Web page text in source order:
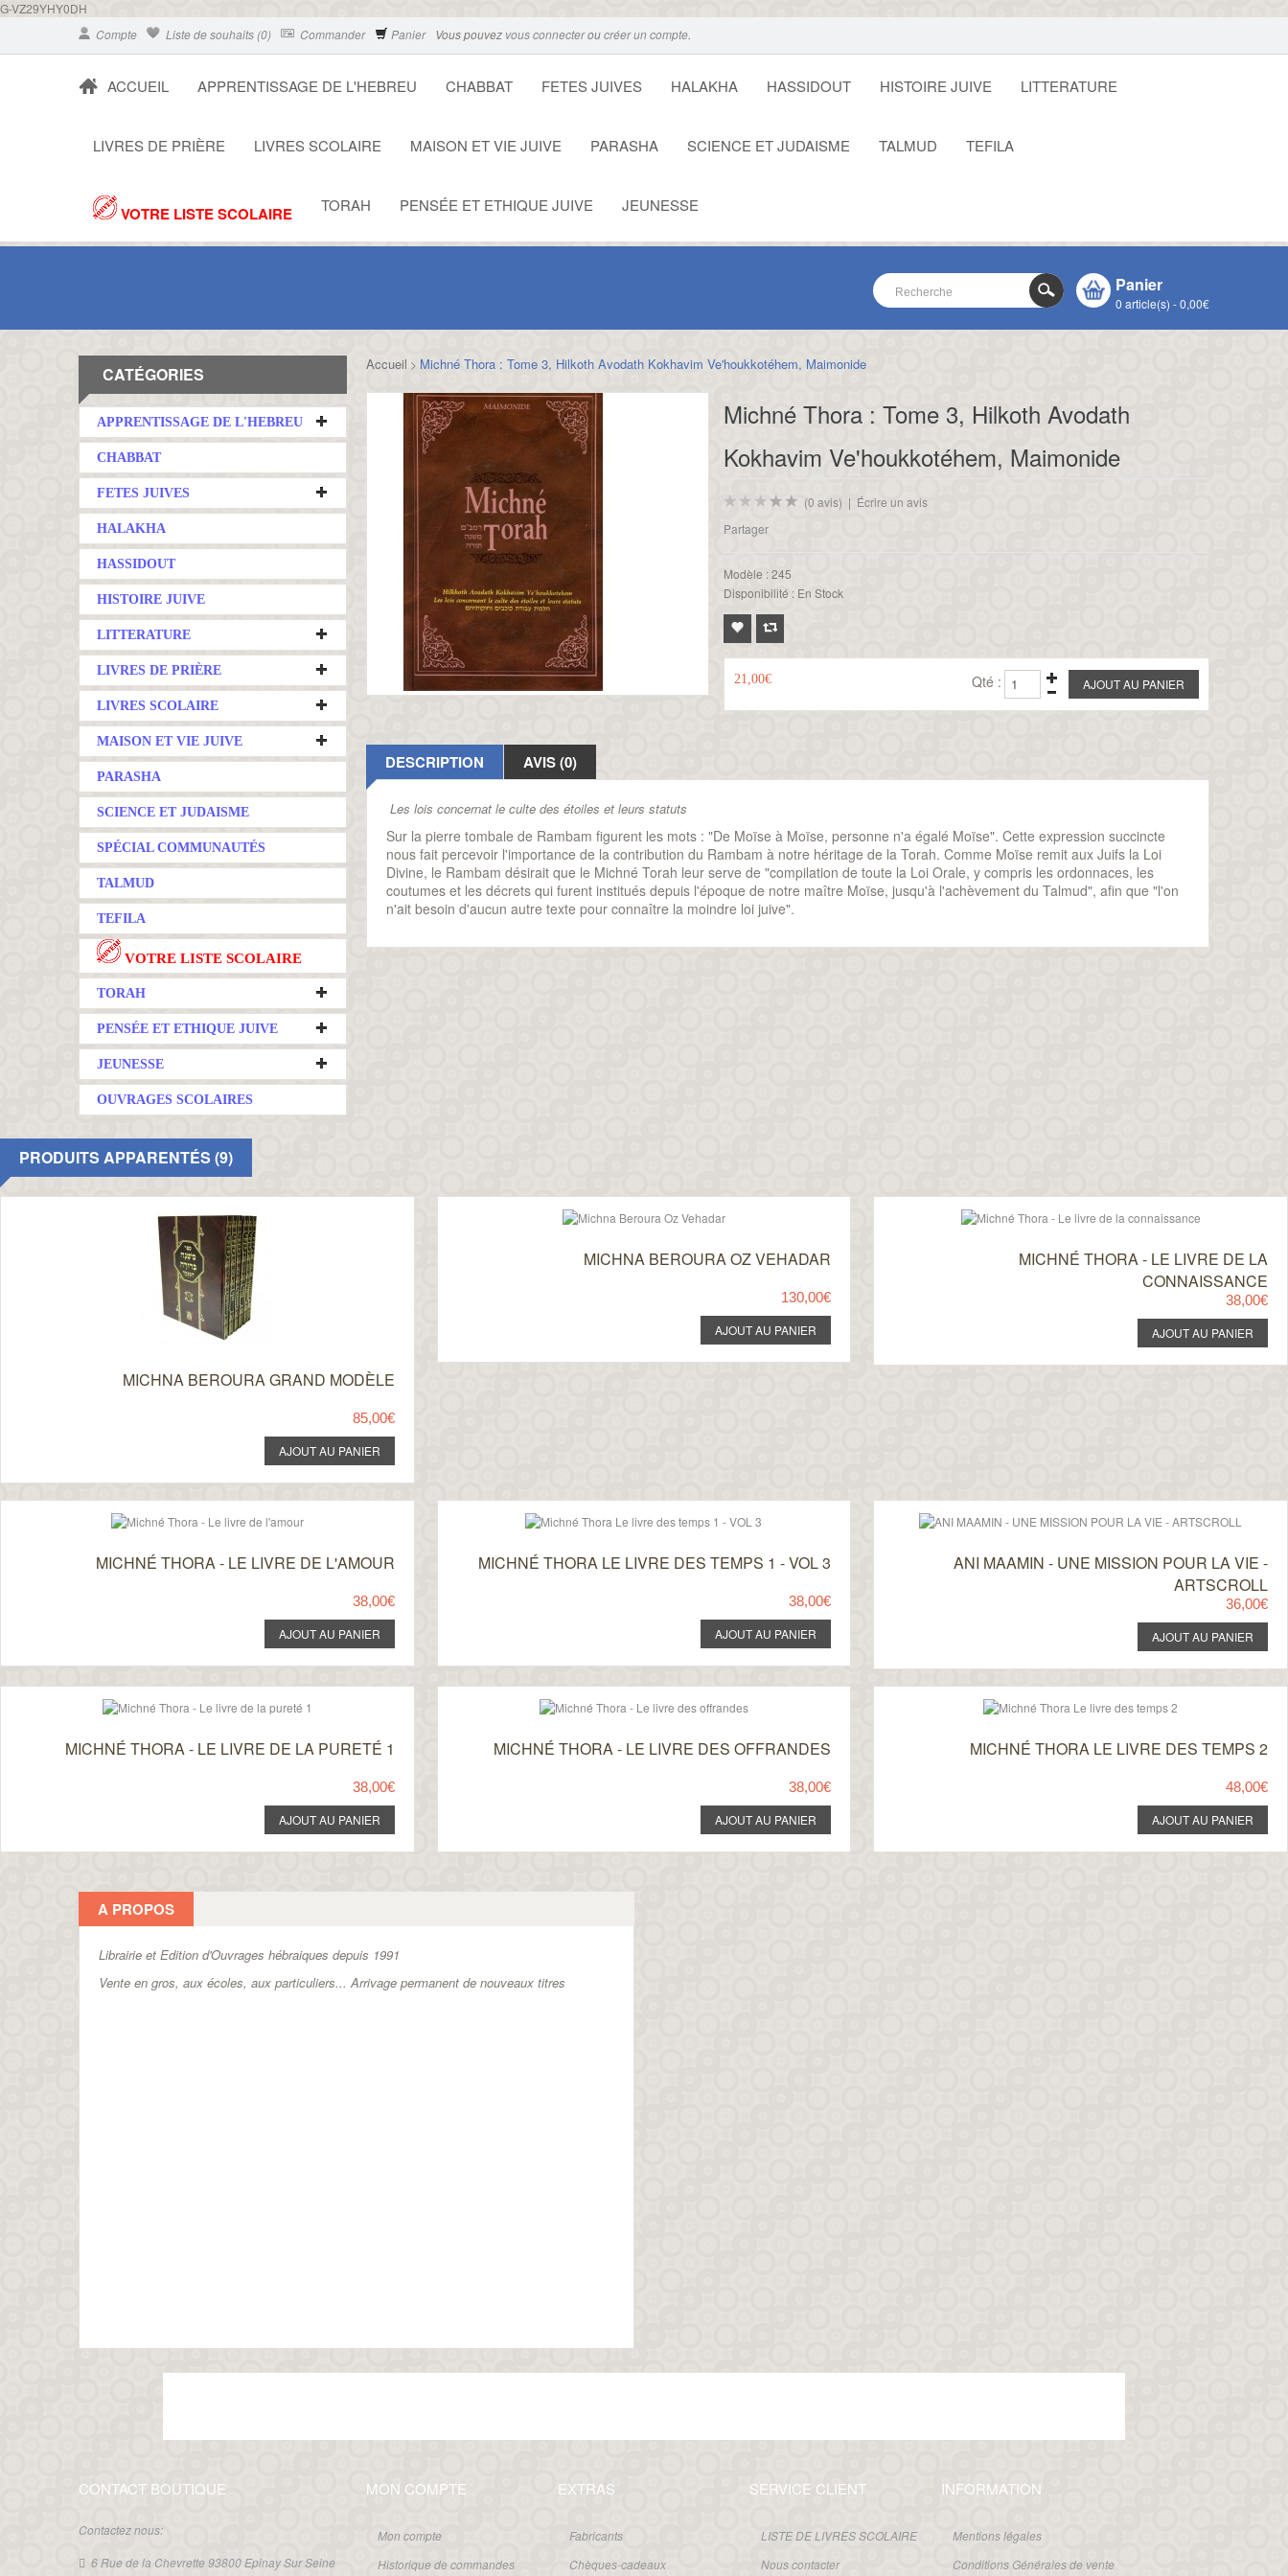
G-VZ29YHY0DH
Compte
Liste de souhaits (0) Commander Panier Vous pouvez vous connecteroucréer un compte.
ACCUEIL APPRENTISSAGE DE L'HEBREU CHABBAT FETES JUIVES HALAKHA HASSIDOUT HISTOIRE JUIVE LITTERATURE
LIVRES DE PRIÈRE LIVRES SCOLAIRE MAISON ET VIE JUIVE PARASHA SCIENCE ET JUDAISME TALMUD TEFILA
VOTRE LISTE SCOLAIRE TORAH PENSÉE ET ETHIQUE JUIVE JEUNESSE
Panier
0 article(s) - 0,00€
CATÉGORIES
APPRENTISSAGE DE L'HEBREU
CHABBAT
FETES JUIVES
HALAKHA
HASSIDOUT
HISTOIRE JUIVE
LITTERATURE
LIVRES DE PRIÈRE
LIVRES SCOLAIRE
MAISON ET VIE JUIVE
PARASHA
SCIENCE ET JUDAISME
SPÉCIAL COMMUNAUTÉS
TALMUD
TEFILA
VOTRE LISTE SCOLAIRE
TORAH
PENSÉE ET ETHIQUE JUIVE
JEUNESSE
OUVRAGES SCOLAIRES
Accueil > Michné Thora : Tome 3, Hilkoth Avodath Kokhavim Ve'houkkotéhem, Maimonide
Michné Thora : Tome 3, Hilkoth Avodath
Kokhavim Ve'houkkotéhem, Maimonide
(0 avis) | Écrire un avis
Partager
Modèle :245
Disponibilité :En Stock
21,00€ Qté :
DESCRIPTION AVIS (0)
Les lois concernat le culte des étoiles et leurs statuts
Sur la pierre tombale de Rambam figurent les mots : "De Moïse à Moïse, personne n'a égalé Moïse". Cette expression succincte
nous fait percevoir l'importance de la contribution du Rambam à notre héritage de la Torah. Comme Moïse remit aux Juifs la Loi
Divine, le Rambam désirait que le Michné Torah leur serve de "compilation de toute la Loi Orale, y compris les ordonnaces, les
coutumes et les décrets qui furent institués depuis l'époque de notre maître Moïse, jusqu'à l'achèvement du Talmud", afin que "l'on
n'ait besoin d'aucun autre texte pour connaître la moindre loi juive".
PRODUITS APPARENTÉS (9)
MICHNA BEROURA GRAND MODÈLE
85,00€
MICHNA BEROURA OZ VEHADAR
130,00€
MICHNÉ THORA - LE LIVRE DE LA
CONNAISSANCE
38,00€
MICHNÉ THORA - LE LIVRE DE L'AMOUR
38,00€
MICHNÉ THORA LE LIVRE DES TEMPS 1 - VOL 3
38,00€
ANI MAAMIN - UNE MISSION POUR LA VIE -
ARTSCROLL
36,00€
MICHNÉ THORA - LE LIVRE DE LA PURETÉ 1
38,00€
MICHNÉ THORA - LE LIVRE DES OFFRANDES
38,00€
MICHNÉ THORA LE LIVRE DES TEMPS 2
48,00€
A PROPOS
Librairie et Edition d'Ouvrages hébraiques depuis 1991
Vente en gros, aux écoles, aux particuliers...Arrivage permanent de nouveaux titres
CONTACT BOUTIQUE
Contactez nous:
6 Rue de la Chevrette 93800 Epinay Sur Seine
MON COMPTE
Mon compte
Historique de commandes
EXTRAS
Fabricants
Chèques-cadeaux
SERVICE CLIENT
LISTE DE LIVRES SCOLAIRE
Nous contacter
INFORMATION
Mentions légales
Conditions Générales de vente